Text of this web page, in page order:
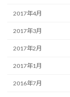
2017年4月
2017年3月
2017年2月
2017年1月
2016年7月